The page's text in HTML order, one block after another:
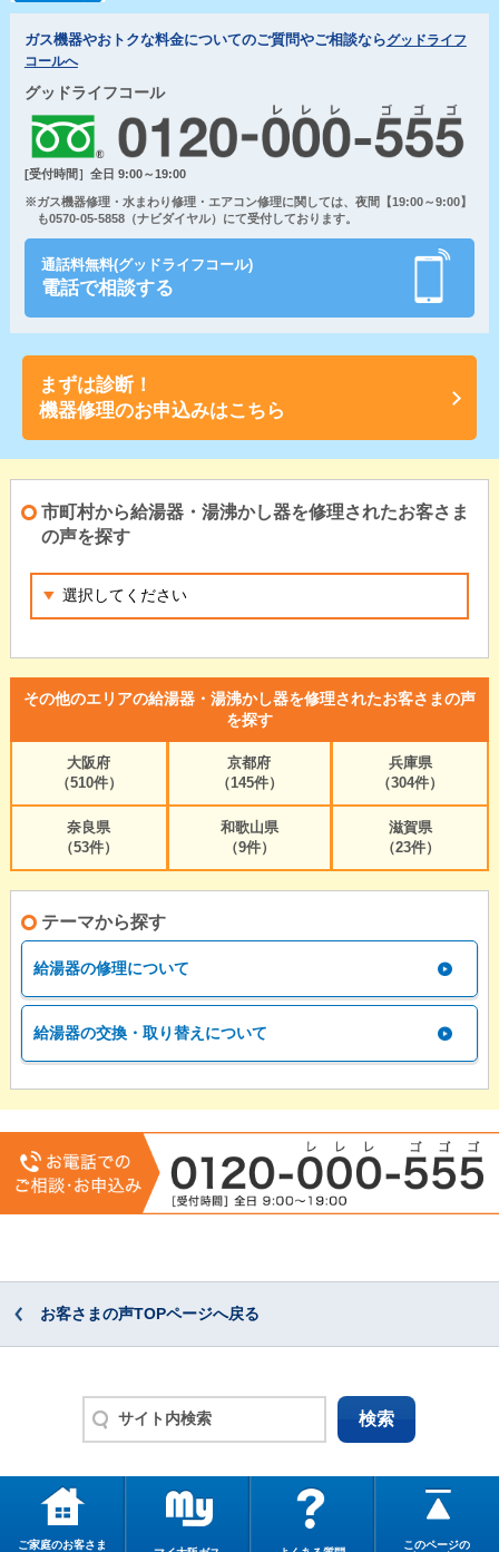
ガス機器やおトクな料金についてのご質問やご相談ならグッドライフ
コールへ
グッドライフコール
[受付時間］全日 9:00～19:00
※ガス機器修理・水まわり修理・エアコン修理に関しては、夜間【19:00～9:00】
も0570-05-5858（ナビダイヤル）にて受付しております。
通話料無料(グッドライフコール)
電話で相談する
まずは診断！
機器修理のお申込みはこちら
市町村から給湯器・湯沸かし器を修理されたお客さま
の声を探す
その他のエリアの給湯器・湯沸かし器を修理されたお客さまの声
を探す
大阪府
（510件）
京都府
（145件）
兵庫県
（304件）
奈良県
（53件）
和歌山県
（9件）
滋賀県
（23件）
テーマから探す
給湯器の修理について
給湯器の交換・取り替えについて
お客さまの声TOPページへ戻る
ご家庭のお客さま
このページの